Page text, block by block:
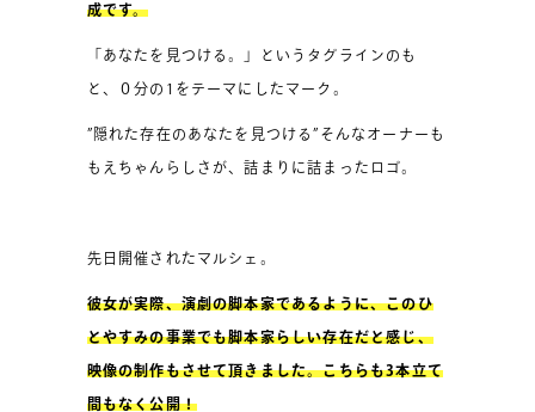
成です。
「あなたを見つける。」というタグラインのも
と、０分の1をテーマにしたマーク。
”隠れた存在のあなたを見つける”そんなオーナーも
もえちゃんらしさが、詰まりに詰まったロゴ。
先日開催されたマルシェ。
彼女が実際、演劇の脚本家であるように、このひ
とやすみの事業でも脚本家らしい存在だと感じ、
映像の制作もさせて頂きました。こちらも3本立て
間もなく公開！